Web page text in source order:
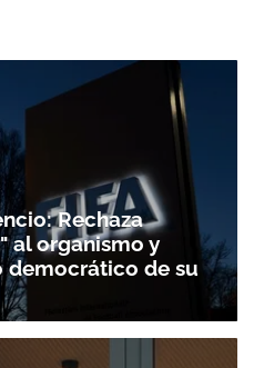
Rechaza
al organismo y
democrático de su